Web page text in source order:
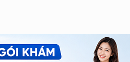
10 Phòng khám nam khoa tại
Ninh uy tín, bác sĩ giỏi, khám
giờ